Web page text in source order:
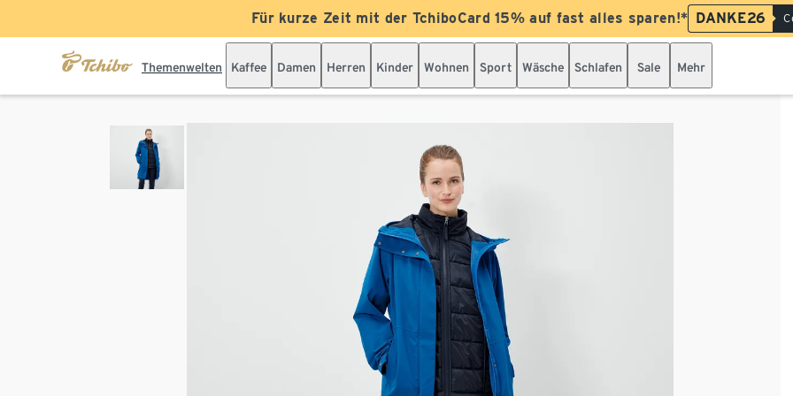
Für kurze Zeit mit der TchiboCard 15% auf fast alles sparen!* DANKE26
Themenwelten Kaffee Damen Herren Kinder Wohnen Sport Wäsche Schlafen Sale Mehr